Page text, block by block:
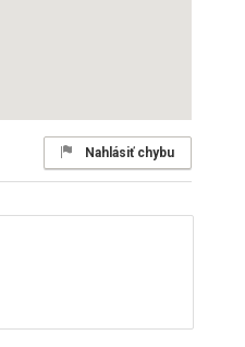
Nahlásiť chybu